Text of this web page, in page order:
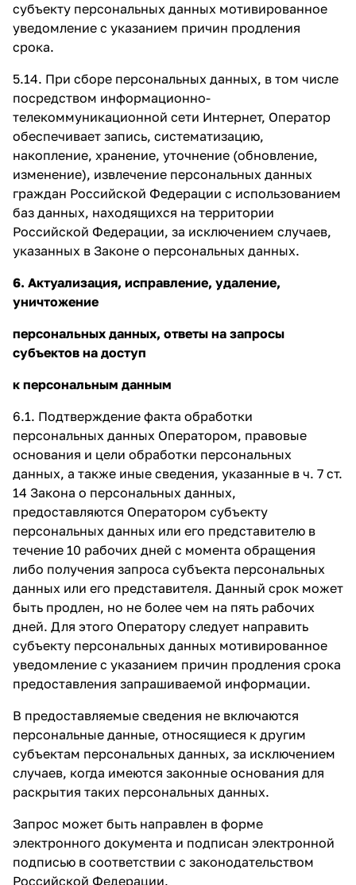
субъекту персональных данных мотивированное
уведомление с указанием причин продления
срока.
5.14. При сборе персональных данных, в том числе
посредством информационно-
телекоммуникационной сети Интернет, Оператор
обеспечивает запись, систематизацию,
накопление, хранение, уточнение (обновление,
изменение), извлечение персональных данных
граждан Российской Федерации с использованием
баз данных, находящихся на территории
Российской Федерации, за исключением случаев,
указанных в Законе о персональных данных.
6. Актуализация, исправление, удаление,
уничтожение
персональных данных, ответы на запросы
субъектов на доступ
к персональным данным
6.1. Подтверждение факта обработки
персональных данных Оператором, правовые
основания и цели обработки персональных
данных, а также иные сведения, указанные в ч. 7 ст.
14 Закона о персональных данных,
предоставляются Оператором субъекту
персональных данных или его представителю в
течение 10 рабочих дней с момента обращения
либо получения запроса субъекта персональных
данных или его представителя. Данный срок может
быть продлен, но не более чем на пять рабочих
дней. Для этого Оператору следует направить
субъекту персональных данных мотивированное
уведомление с указанием причин продления срока
предоставления запрашиваемой информации.
В предоставляемые сведения не включаются
персональные данные, относящиеся к другим
субъектам персональных данных, за исключением
случаев, когда имеются законные основания для
раскрытия таких персональных данных.
Запрос может быть направлен в форме
электронного документа и подписан электронной
подписью в соответствии с законодательством
Российской Федерации.